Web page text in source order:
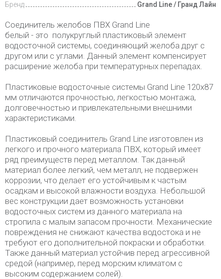
Бренд
Grand Line / Гранд Лайн
Соединитель желобов ПВХ Grand Line
белый - это полукруглый пластиковый элемент
водосточной системы, соединяющий желоба друг с
другом или с углами. Данный элемент компенсирует
расширение желоба при температурных перепадах.
Пластиковые водосточные системы Grand Line 120х87
мм отличаются прочностью, легкостью монтажа,
долговечностью и привлекательными внешними
характеристиками.
Пластиковый соединитель Grand Line изготовлен из
легкого и прочного материала ПВХ, который имеет
ряд преимуществ перед металлом. Так данный
материал более легкий, чем металл, не подвержен
коррозии, что делает его устойчивым к частым
осадкам и высокой влажности воздуха. Небольшой
вес конструкции дает возможность установки
водосточных систем из данного материала на
стропила с малым запасом прочности. Механические
повреждения не снижают качества водостока и не
требуют его дополнительной покраски и обработки.
Также данный материал устойчив перед агрессивной
средой (например, перед морским климатом с
высоким содержанием солей).